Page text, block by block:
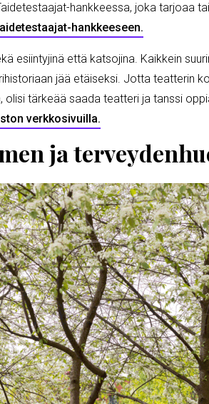
hankkeessa, joka tarjoaa
hankkeeseen.
esiintyjinä että katsojina. Kaikkein
jää etäiseksi. Jotta teatterin
tärkeää saada teatteri ja tanssi
verkkosivuilla.
ja